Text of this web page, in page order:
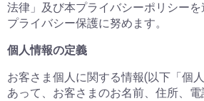
法律」及び本プライバシーポリシー
プライバシー保護に努めます。
個人情報の定義
お客さま個人に関する情報(以下「個
あって、お客さまのお名前、住所、